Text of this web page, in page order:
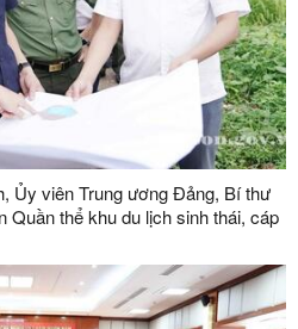
Ủy viên Trung ương Đảng, Bí thư
Quần thể khu du lịch sinh thái, cáp